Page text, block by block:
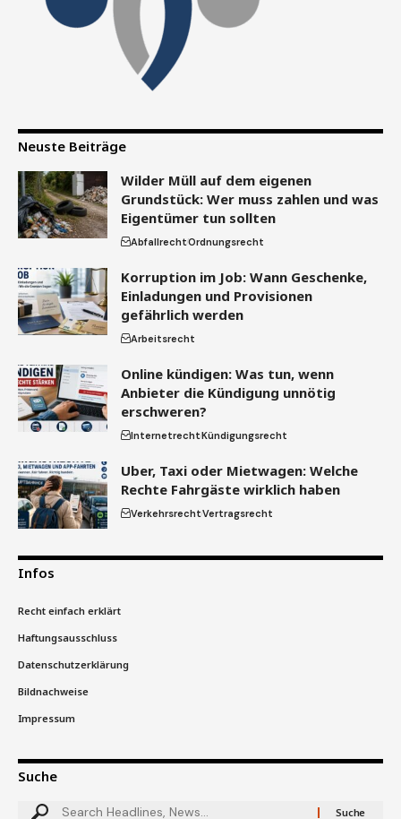
Neuste Beiträge
Wilder Müll auf dem eigenen
Grundstück: Wer muss zahlen und was
Eigentümer tun sollten
AbfallrechtOrdnungsrecht
Korruption im Job: Wann Geschenke,
Einladungen und Provisionen
gefährlich werden
Arbeitsrecht
Online kündigen: Was tun, wenn
Anbieter die Kündigung unnötig
erschweren?
InternetrechtKündigungsrecht
Uber, Taxi oder Mietwagen: Welche
Rechte Fahrgäste wirklich haben
VerkehrsrechtVertragsrecht
Infos
Recht einfach erklärt
Haftungsausschluss
Datenschutzerklärung
Bildnachweise
Impressum
Suche